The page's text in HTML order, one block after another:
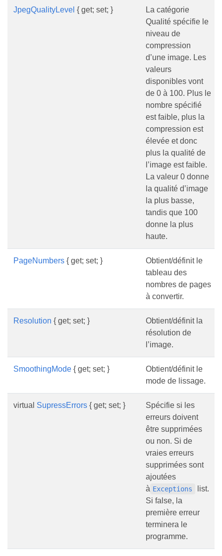
JpegQualityLevel { get; set; }
La catégorie
Qualité spécifie le
niveau de
compression
d’une image. Les
valeurs
disponibles vont
de 0 à 100. Plus le
nombre spécifié
est faible, plus la
compression est
élevée et donc
plus la qualité de
l’image est faible.
La valeur 0 donne
la qualité d’image
la plus basse,
tandis que 100
donne la plus
haute.
PageNumbers { get; set; }
Obtient/définit le
tableau des
nombres de pages
à convertir.
Resolution { get; set; }
Obtient/définit la
résolution de
l’image.
SmoothingMode { get; set; }
Obtient/définit le
mode de lissage.
virtual SupressErrors { get; set; }
Spécifie si les
erreurs doivent
être supprimées
ou non. Si de
vraies erreurs
supprimées sont
ajoutées
à Exceptions
list.
Si false, la
première erreur
terminera le
programme.